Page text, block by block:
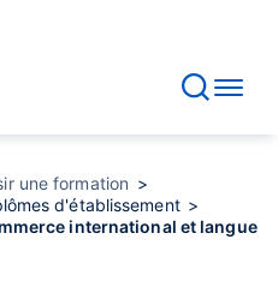
une formation
d'établissement
international et langue